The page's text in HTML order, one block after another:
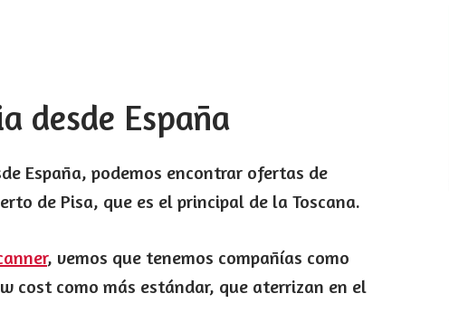
desde España
España, podemos encontrar ofertas de
de Pisa, que es el principal de la Toscana.
, vemos que tenemos compañías como
cost como más estándar, que aterrizan en el